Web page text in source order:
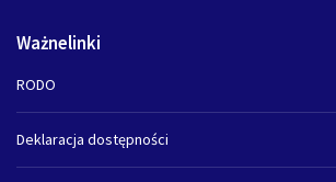
Ważnelinki
RODO
Deklaracja dostępności